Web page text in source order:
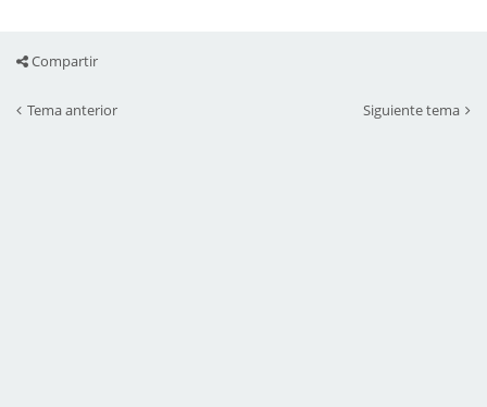
Compartir
Tema anterior Siguiente tema